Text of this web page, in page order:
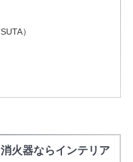
）
火器ならインテリア